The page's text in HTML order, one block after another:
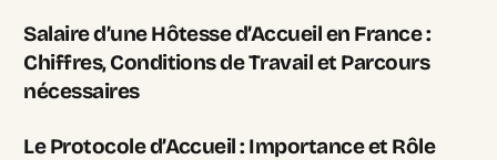
Salaire d’une Hôtesse d’Accueil en France :
Chiffres, Conditions de Travail et Parcours
nécessaires
Le Protocole d’Accueil : Importance et Rôle